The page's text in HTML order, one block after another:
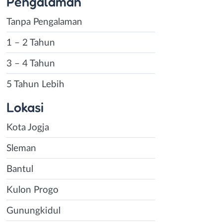
Tanpa Pengalaman
1 – 2 Tahun
3 – 4 Tahun
5 Tahun Lebih
Lokasi
Kota Jogja
Sleman
Bantul
Kulon Progo
Gunungkidul